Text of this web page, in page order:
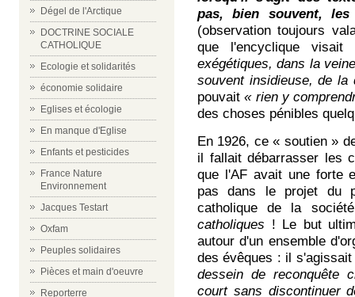
Dégel de l'Arctique
DOCTRINE SOCIALE
CATHOLIQUE
Ecologie et solidarités
économie solidaire
Eglises et écologie
En manque d'Eglise
Enfants et pesticides
France Nature
Environnement
Jacques Testart
Oxfam
Peuples solidaires
Pièces et main d'oeuvre
Reporterre
pas, bien souvent,
(observation toujours
que l'encyclique visait
exégétiques, dans la
souvent insidieuse, de
pouvait« rien y
des choses pénibles
En 1926, ce « soutien »
il fallait débarrasser les
que l'AF avait une forte
pas dans le projet du
catholique de la
catholiques ! Le but
autour d'un ensemble
des évêques : il
dessein de reconquête
court sans discontinuer